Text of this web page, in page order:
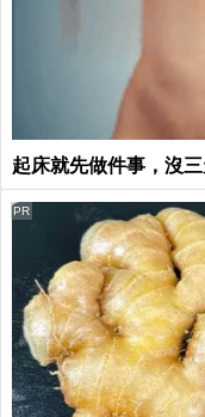
起床就先做件事，沒
PR